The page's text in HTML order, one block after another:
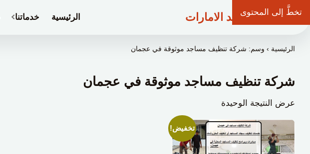
تخطَّ إلى المحتوى
شركة وعد الامارات الرئيسية خدماتنا
الرئيسية › وسم: شركة تنظيف مساجد موثوقة في عجمان
شركة تنظيف مساجد موثوقة في عجمان
عرض النتيجة الوحيدة
تخفيض!